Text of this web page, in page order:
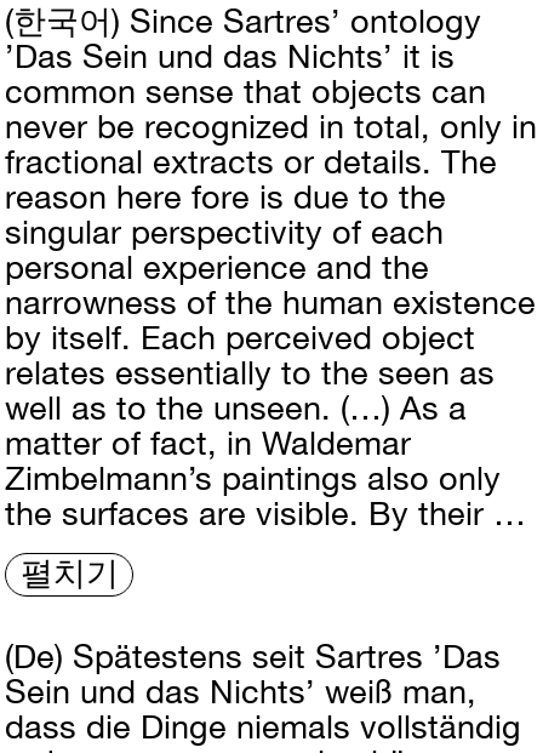
(한국어) Since Sartres’ ontology
’Das Sein und das Nichts’ it is
common sense that objects can
never be recognized in total, only in
fractional extracts or details. The
reason here fore is due to the
singular perspectivity of each
personal experience and the
narrowness of the human existence
by itself. Each perceived object
relates essentially to the seen as
well as to the unseen. (…) As a
matter of fact, in Waldemar
Zimbelmann’s paintings also only
the surfaces are visible. By their …
펼치기
(De) Spätestens seit Sartres ’Das
Sein und das Nichts’ weiß man,
dass die Dinge niemals vollständig